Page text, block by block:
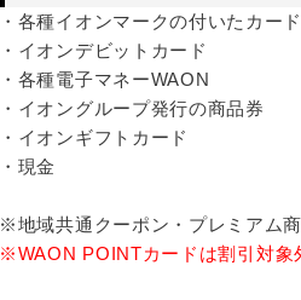
・各種イオンマークの付いたカー
・イオンデビットカード
・各種電子マネーWAON
・イオングループ発行の商品券
・イオンギフトカード
・現金
※地域共通クーポン・プレミアム
※WAON POINTカードは割引対象